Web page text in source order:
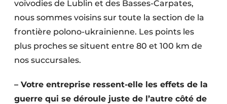
voïvodies de Lublin et des Basses-Carpates,
nous sommes voisins sur toute la section de la
frontière polono-ukrainienne. Les points les
plus proches se situent entre 80 et 100 km de
nos succursales.
– Votre entreprise ressent-elle les effets de la
guerre qui se déroule juste de l’autre côté de